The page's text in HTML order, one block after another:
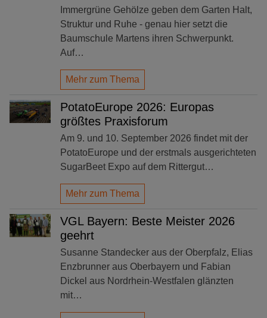
Immergrüne Gehölze geben dem Garten Halt,
Struktur und Ruhe - genau hier setzt die
Baumschule Martens ihren Schwerpunkt.
Auf…
Mehr zum Thema
PotatoEurope 2026: Europas
größtes Praxisforum
Am 9. und 10. September 2026 findet mit der
PotatoEurope und der erstmals ausgerichteten
SugarBeet Expo auf dem Rittergut…
Mehr zum Thema
VGL Bayern: Beste Meister 2026
geehrt
Susanne Standecker aus der Oberpfalz, Elias
Enzbrunner aus Oberbayern und Fabian
Dickel aus Nordrhein-Westfalen glänzten
mit…